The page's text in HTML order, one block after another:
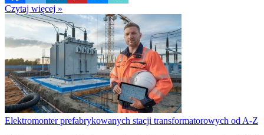
Czytaj więcej »
Elektromonter prefabrykowanych stacji transformatorowych od A-Z